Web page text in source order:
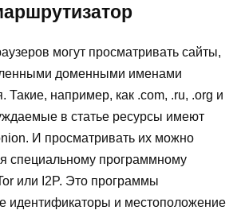
могут просматривать сайты,
доменными именами
Такие, например, как .com, .ru, .org и
в статье ресурсы имеют
И просматривать их можно
специальному программному
или I2P. Это программы
идентификаторы и местоположение